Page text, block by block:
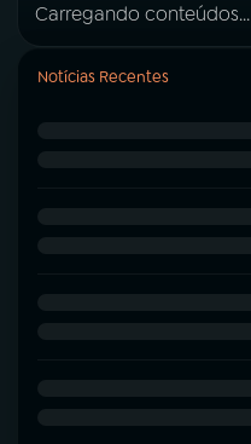
Carregando conteúdos...
Notícias Recentes